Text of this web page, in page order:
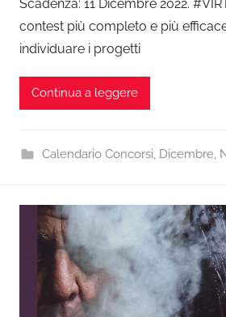
Scadenza: 11 Dicembre 2022.
contest più completo e più
individuare i progetti
Continua a leggere
Calendario Concorsi Dicembre,